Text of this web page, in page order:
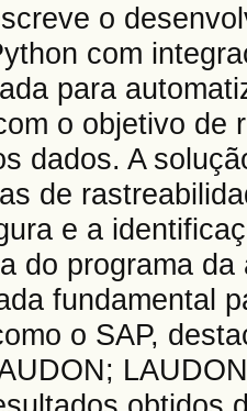
o
com
para
o objetivo de
dados. A
de
e a
do programa
fundamental
o SAP,